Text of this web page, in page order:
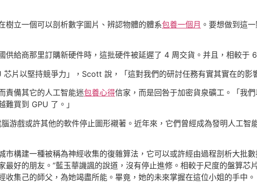
樹立一個可以剖析數字圖片、辨認物體的體系包養一個月 。要想做到這
供給商那里訂購新硬件時，這批硬件被延遲了 4 周交貨。并且，相較于
芯片以堅持競爭力」，Scott 說，「這對我們的研討任務有實其實在的影
責備其它的人工智能迷包養心得信家，而是回咎于加密貨泉礦工。「我
難買到 GPU 了。」
游戲或許其他的軟件停止圖形襯著。近年來，它們曾經成為發明人工
市構建一種被稱為神經收集的復雜算法，它可以或許經由過程剖析大批
最好的朋友。”藍玉華譏諷的說道，沒有停止進修。相較于尺度的盤算
收集己的師父，為她竭盡所能。畢竟，她的未來掌握在這位小姐的手中